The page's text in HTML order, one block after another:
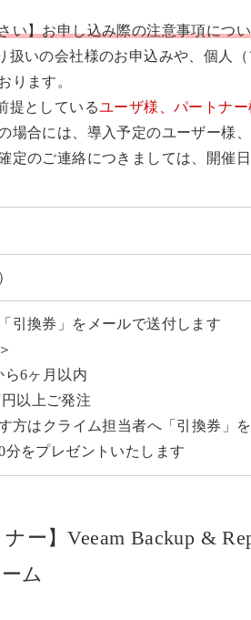
い】お申し込み際の注意事項につ
扱いの会社様のお申込みや、個人
ります。
提としているユーザ様、パートナー
場合には、導入予定のユーザー様
定のご連絡につきましては、開催
引換券」をメールで送付します
ら6ヶ月以内
円以上ご発注
方はクライム担当者へ「引換券」
分をプレゼントいたします
ー】Veeam Backup &
ム